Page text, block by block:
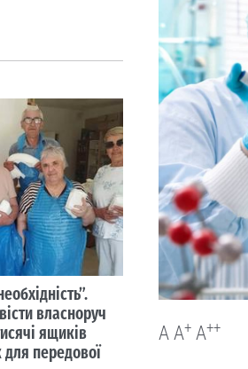
A A+ A++
власноруч
ящиків
для передової